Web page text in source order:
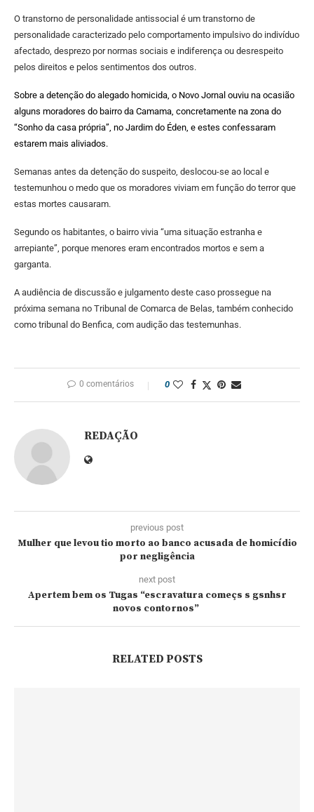
O transtorno de personalidade antissocial é um transtorno de
personalidade caracterizado pelo comportamento impulsivo do indivíduo
afectado, desprezo por normas sociais e indiferença ou desrespeito
pelos direitos e pelos sentimentos dos outros.
Sobre a detenção do alegado homicida, o Novo Jornal ouviu na ocasião
alguns moradores do bairro da Camama, concretamente na zona do
“Sonho da casa própria”, no Jardim do Éden, e estes confessaram
estarem mais aliviados.
Semanas antes da detenção do suspeito, deslocou-se ao local e
testemunhou o medo que os moradores viviam em função do terror que
estas mortes causaram.
Segundo os habitantes, o bairro vivia “uma situação estranha e
arrepiante”, porque menores eram encontrados mortos e sem a
garganta.
A audiência de discussão e julgamento deste caso prossegue na
próxima semana no Tribunal de Comarca de Belas, também conhecido
como tribunal do Benfica, com audição das testemunhas.
0 comentários 0
REDAÇÃO
previous post
Mulher que levou tio morto ao banco acusada de homicídio
por negligência
next post
Apertem bem os Tugas “escravatura começs s gsnhsr
novos contornos”
RELATED POSTS